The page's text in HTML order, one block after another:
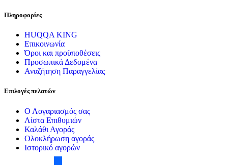
Πληροφορίες
HUQQA KING
Επικοινωνία
Όροι και προϋποθέσεις
Προσωπικά Δεδομένα
Αναζήτηση Παραγγελίας
Επιλογές πελατών
Ο Λογαριασμός σας
Λίστα Επιθυμιών
Καλάθι Αγοράς
Ολοκλήρωση αγοράς
Ιστορικό αγορών